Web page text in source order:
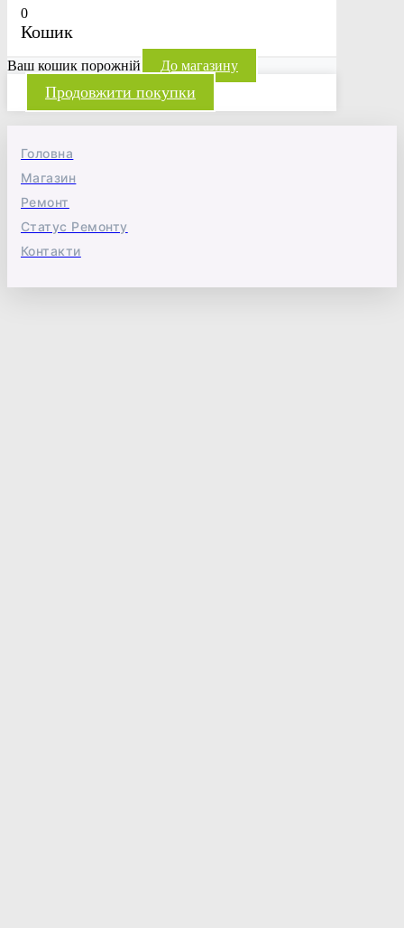
0
Кошик
Ваш кошик порожній До магазину
Продовжити покупки
Головна
Магазин
Ремонт
Статус Ремонту
Контакти